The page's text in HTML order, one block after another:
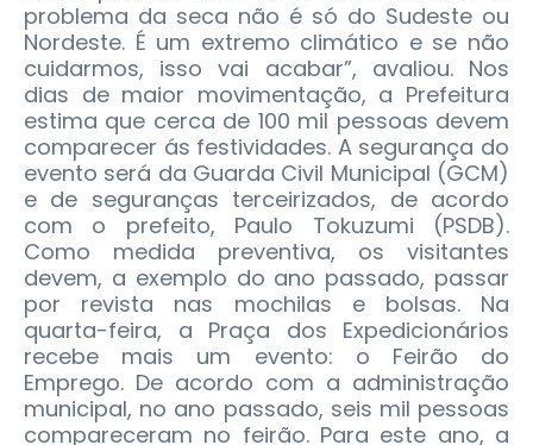
problema da seca não é só do Sudeste ou
Nordeste. É um extremo climático e se não
cuidarmos, isso vai acabar”, avaliou. Nos
dias de maior movimentação, a Prefeitura
estima que cerca de 100 mil pessoas devem
comparecer ás festividades. A segurança do
evento será da Guarda Civil Municipal (GCM)
e de seguranças terceirizados, de acordo
com o prefeito, Paulo Tokuzumi (PSDB).
Como medida preventiva, os visitantes
devem, a exemplo do ano passado, passar
por revista nas mochilas e bolsas. Na
quarta-feira, a Praça dos Expedicionários
recebe mais um evento: o Feirão do
Emprego. De acordo com a administração
municipal, no ano passado, seis mil pessoas
compareceram no feirão. Para este ano, a